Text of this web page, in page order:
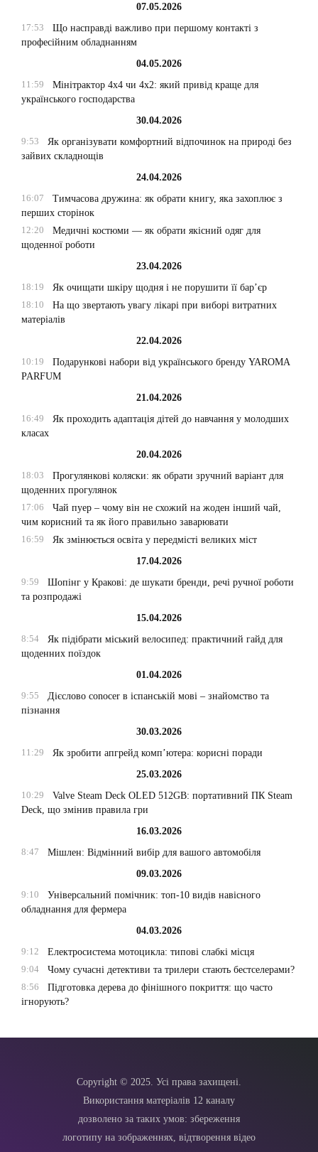
07.05.2026
17:53
Що насправді важливо при першому контакті з
професійним обладнанням
04.05.2026
11:59
Мінітрактор 4х4 чи 4х2: який привід краще для
українського господарства
30.04.2026
9:53
Як організувати комфортний відпочинок на природі без
зайвих складнощів
24.04.2026
16:07
Тимчасова дружина: як обрати книгу, яка захоплює з
перших сторінок
12:20
Медичні костюми — як обрати якісний одяг для
щоденної роботи
23.04.2026
18:19
Як очищати шкіру щодня і не порушити її бар’єр
18:10
На що звертають увагу лікарі при виборі витратних
матеріалів
22.04.2026
10:19
Подарункові набори від українського бренду YAROMA
PARFUM
21.04.2026
16:49
Як проходить адаптація дітей до навчання у молодших
класах
20.04.2026
18:03
Прогулянкові коляски: як обрати зручний варіант для
щоденних прогулянок
17:06
Чай пуер – чому він не схожий на жоден інший чай,
чим корисний та як його правильно заварювати
16:59
Як змінюється освіта у передмісті великих міст
17.04.2026
9:59
Шопінг у Кракові: де шукати бренди, речі ручної роботи
та розпродажі
15.04.2026
8:54
Як підібрати міський велосипед: практичний гайд для
щоденних поїздок
01.04.2026
9:55
Дієслово conocer в іспанській мові – знайомство та
пізнання
30.03.2026
11:29
Як зробити апгрейд комп’ютера: корисні поради
25.03.2026
10:29
Valve Steam Deck OLED 512GB: портативний ПК Steam
Deck, що змінив правила гри
16.03.2026
8:47
Мішлен: Відмінний вибір для вашого автомобіля
09.03.2026
9:10
Універсальний помічник: топ-10 видів навісного
обладнання для фермера
04.03.2026
9:12
Електросистема мотоцикла: типові слабкі місця
9:04
Чому сучасні детективи та трилери стають бестселерами?
8:56
Підготовка дерева до фінішного покриття: що часто
ігнорують?
Copyright © 2025. Усі права захищені.
Використання матеріалів 12 каналу
дозволено за таких умов: збереження
логотипу на зображеннях, відтворення відео